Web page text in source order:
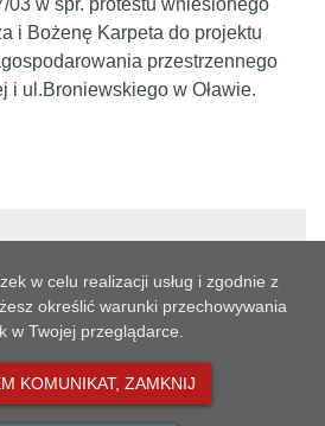
03 w spr. protestu wniesionego
i Bożenę Karpeta do projektu
przestrzennego
i ul.Broniewskiego w Oławie.
w celu realizacji usług i zgodnie z
określić warunki przechowywania
w Twojej przeglądarce.
KOMUNIKAT, ZAMKNIJ